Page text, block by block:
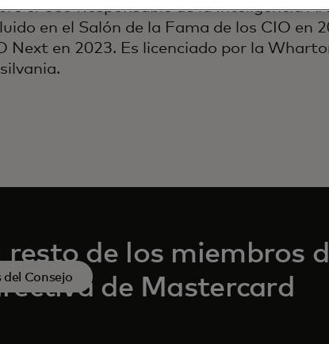
el Uso Responsable de la Inteligencia
en el Salón de la Fama de los CIO en
Next en 2023. Es licenciado por la
resto de los miembros
de Mastercard
Consejo